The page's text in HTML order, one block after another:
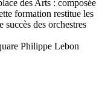
des Arts : composée
formation restitue les
succès des orchestres
Philippe Lebon